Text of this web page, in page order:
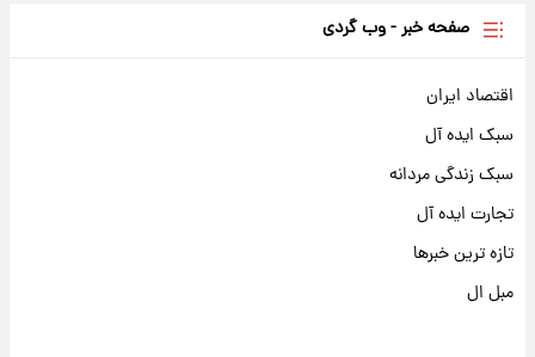
صفحه خبر - وب گردی
اقتصاد ایران
سبک ایده آل
سبک زندگی مردانه
تجارت ایده آل
تازه ترین خبرها
مبل ال